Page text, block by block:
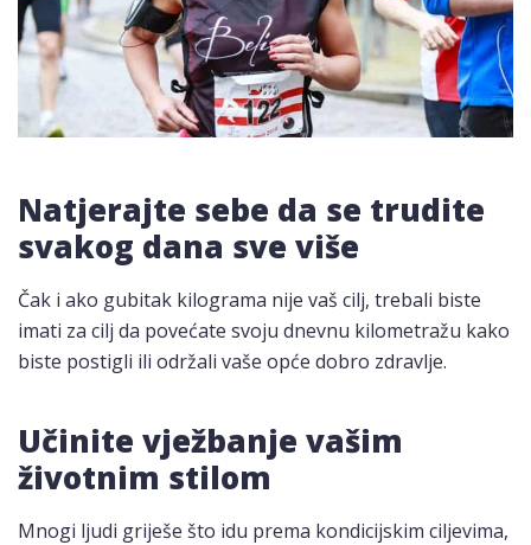
Natjerajte sebe da se trudite
svakog dana sve više
Čak i ako gubitak kilograma nije vaš cilj, trebali biste
imati za cilj da povećate svoju dnevnu kilometražu kako
biste postigli ili održali vaše opće dobro zdravlje.
Učinite vježbanje vašim
životnim stilom
Mnogi ljudi griješe što idu prema kondicijskim ciljevima,